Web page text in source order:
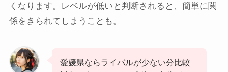
くなります。レベルが低いと判断されると、簡単に関
係をきられてしまうことも。
愛媛県ならライバルが少ない分比較